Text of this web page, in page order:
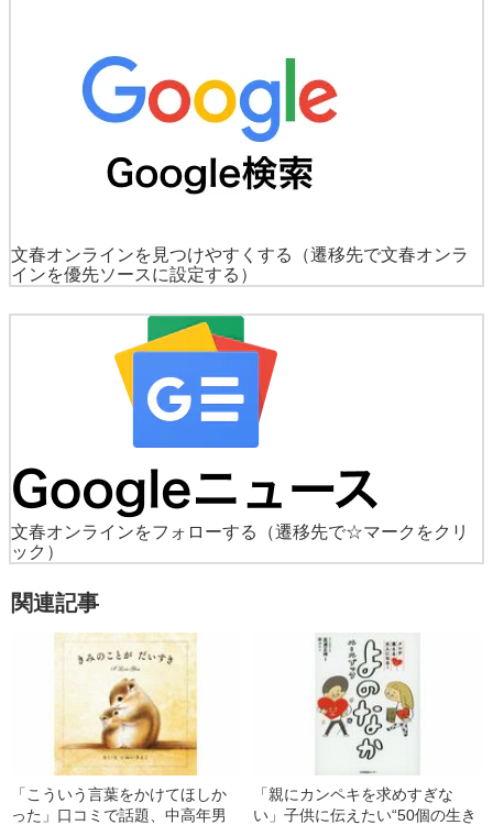
文春オンラインを見つけやすくする
（遷移先で文春オンラ
インを優先ソースに設定する）
文春オンラインをフォローする
（遷移先で☆マークをクリ
ック）
関連記事
「こういう言葉をかけてほしか
った」口コミで話題、中高年男
「親にカンペキを求めすぎな
い」子供に伝えたい“50個の生き